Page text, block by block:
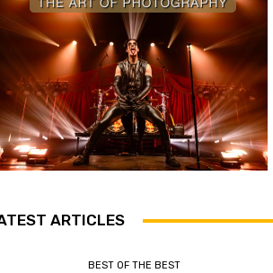
ARTICLES
BEST OF THE BEST